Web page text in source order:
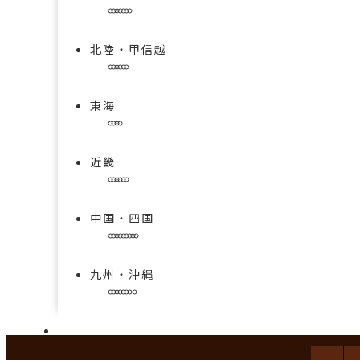
北陸・甲信越
東海
近畿
中国・四国
九州・沖縄